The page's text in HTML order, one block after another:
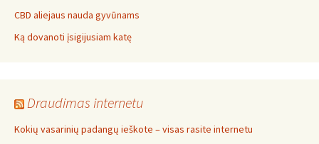
CBD aliejaus nauda gyvūnams
Ką dovanoti įsigijusiam katę
Draudimas internetu
Kokių vasarinių padangų ieškote – visas rasite internetu